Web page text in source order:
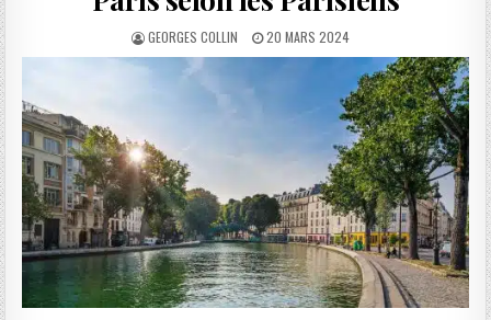
AUTHOR:
GEORGES COLLIN
PUBLISHED
DATE:
20 MARS 2024